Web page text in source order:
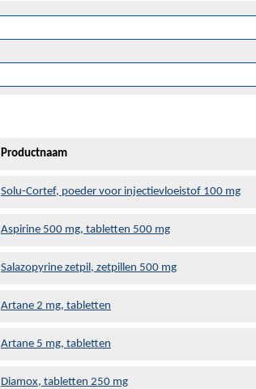
Productnaam
Solu-Cortef, poeder voor injectievloeistof 100 mg
Aspirine 500 mg, tabletten 500 mg
Salazopyrine zetpil, zetpillen 500 mg
Artane 2 mg, tabletten
Artane 5 mg, tabletten
Diamox, tabletten 250 mg